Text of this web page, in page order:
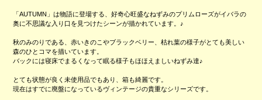
「AUTUMN」は物語に登場する、好奇心旺盛なねずみのプリムローズがイバラの
奥に不思議な入り口を見つけたシーンが描かれています。♪
秋のみのりである、赤いきのこやブラックベリー、枯れ葉の様子がとても美しい
森のひとコマを描いています。
バックには寝床でまるくなって眠る様子もほほえましいねずみ達♪
とても状態が良く未使用品でもあり、箱も綺麗です。
現在はすでに廃盤になっているヴィンテージの貴重なシリーズです。